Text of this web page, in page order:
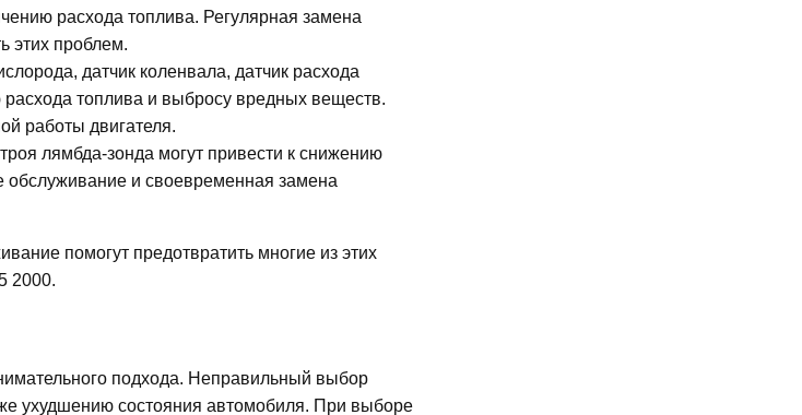
расхода топлива. Регулярная замена
этих проблем.
датчик коленвала, датчик расхода
расхода топлива и выбросу вредных веществ.
работы двигателя.
лямбда-зонда могут привести к снижению
обслуживание и своевременная замена
помогут предотвратить многие из этих
2000.
подхода. Неправильный выбор
ухудшению состояния автомобиля. При выборе